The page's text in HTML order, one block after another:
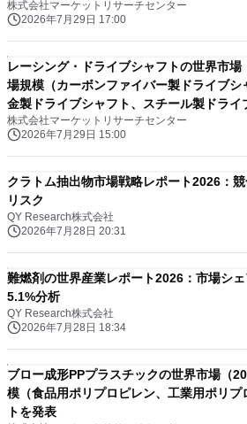
株式会社マーケットリサーチセンター
2026年7月29日 17:00
レーシング・ドライブシャフトの世界市
場規模（カーボンファイバー製ドライブ
金製ドライブシャフト、スチール製ドライ
分析レポートを発表
株式会社マーケットリサーチセンター
2026年7月29日 15:00
クラトム抽出物市場戦略レポート2026：
リスク
QY Research株式会社
2026年7月28日 20:31
難燃剤の世界産業レポート2026：市場シ
5.1%分析
QY Research株式会社
2026年7月28日 18:34
ブロー成形PPプラスチックの世界市場（
模（食品用ポリプロピレン、工業用ポリ
トを発表